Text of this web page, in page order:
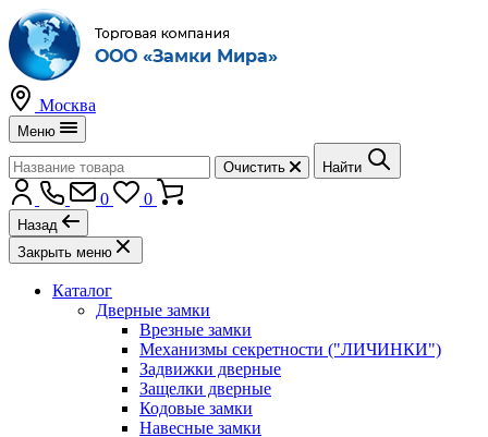
Москва
Меню
Очистить Найти
0 0
Назад
Закрыть меню
Каталог
Дверные замки
Врезные замки
Механизмы секретности ("ЛИЧИНКИ")
Задвижки дверные
Защелки дверные
Кодовые замки
Навесные замки